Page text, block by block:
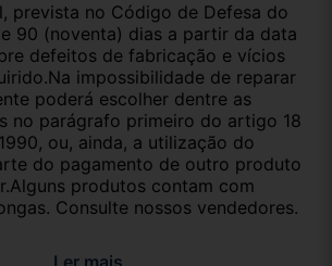
prevista no Código de Defesa do
90 (noventa) dias a partir da data
defeitos de fabricação e vícios
impossibilidade de reparar
poderá escolher dentre as
no parágrafo primeiro do artigo 18
ou, ainda, a utilização do
do pagamento de outro produto
produtos contam com
Consulte nossos vendedores.